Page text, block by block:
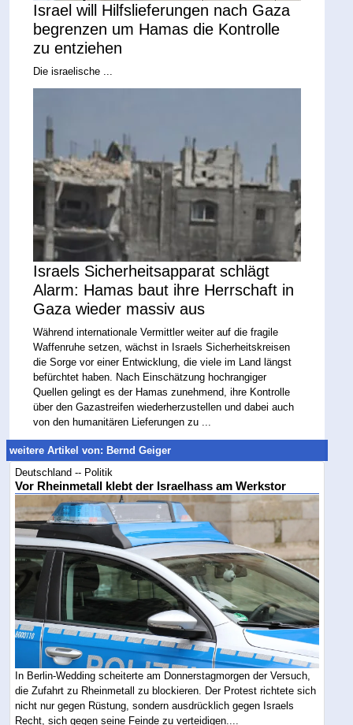
Israel will Hilfslieferungen nach Gaza
begrenzen um Hamas die Kontrolle
zu entziehen
Die israelische ...
Israels Sicherheitsapparat schlägt
Alarm: Hamas baut ihre Herrschaft in
Gaza wieder massiv aus
Während internationale Vermittler weiter auf die fragile
Waffenruhe setzen, wächst in Israels Sicherheitskreisen
die Sorge vor einer Entwicklung, die viele im Land längst
befürchtet haben. Nach Einschätzung hochrangiger
Quellen gelingt es der Hamas zunehmend, ihre Kontrolle
über den Gazastreifen wiederherzustellen und dabei auch
von den humanitären Lieferungen zu ...
weitere Artikel von: Bernd Geiger
Deutschland -- Politik
Vor Rheinmetall klebt der Israelhass am Werkstor
In Berlin-Wedding scheiterte am Donnerstagmorgen der Versuch,
die Zufahrt zu Rheinmetall zu blockieren. Der Protest richtete sich
nicht nur gegen Rüstung, sondern ausdrücklich gegen Israels
Recht, sich gegen seine Feinde zu verteidigen....